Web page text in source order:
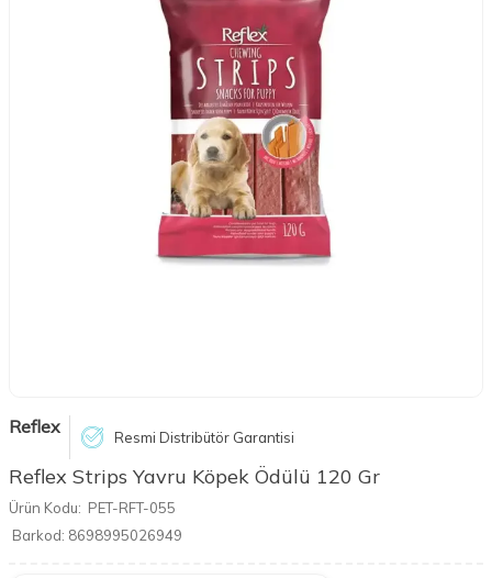
Reflex Resmi Distribütör Garantisi
Reflex Strips Yavru Köpek Ödülü 120 Gr
Ürün Kodu: PET-RFT-055
Barkod: 8698995026949